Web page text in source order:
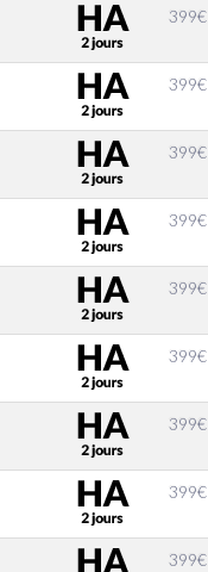
399€
399€
399€
399€
399€
399€
399€
399€
399€